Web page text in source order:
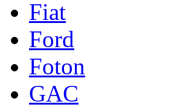
Fiat
Ford
Foton
GAC